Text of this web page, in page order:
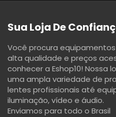
Sua Loja De
Você procura
alta qualidade e preços
conhecer a Eshop10! Nossa
uma ampla variedade de
lentes profissionais até
iluminação, vídeo e áudio.
Enviamos para todo o Brasil